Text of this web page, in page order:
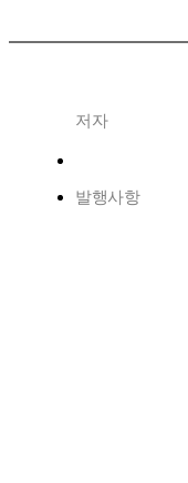
저자
발행사항